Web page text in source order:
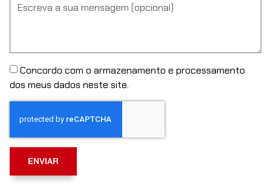
Concordo com o armazenamento e processamento
dos meus dados neste site.
ENVIAR